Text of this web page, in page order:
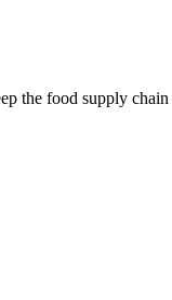
the food supply chain